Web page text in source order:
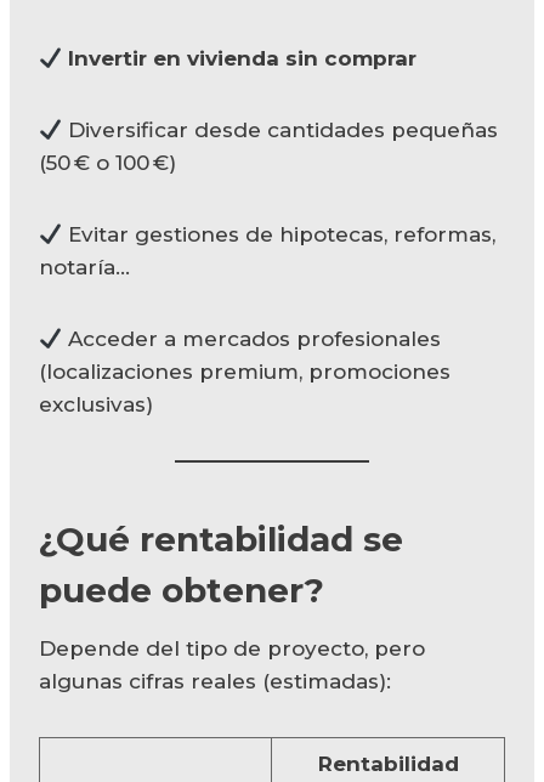
Invertir en vivienda sin comprar
Diversificar desde cantidades pequeñas
(50 € o 100 €)
Evitar gestiones de hipotecas, reformas,
notaría…
Acceder a mercados profesionales
(localizaciones premium, promociones
exclusivas)
¿Qué rentabilidad se
puede obtener?
Depende del tipo de proyecto, pero
algunas cifras reales (estimadas):
Rentabilidad